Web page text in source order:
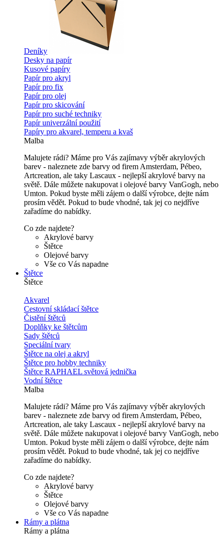
Deníky
Desky na papír
Kusové papíry
Papír pro akryl
Papír pro fix
Papír pro olej
Papír pro skicování
Papír pro suché techniky
Papír univerzální použití
Papíry pro akvarel, temperu a kvaš
Malba
Malujete rádi? Máme pro Vás zajímavy výběr akrylových
barev - naleznete zde barvy od firem Amsterdam, Pébeo,
Artcreation, ale taky Lascaux - nejlepší akrylové barvy na
světě. Dále můžete nakupovat i olejové barvy VanGogh, nebo
Umton. Pokud byste měli zájem o další výrobce, dejte nám
prosím vědět. Pokud to bude vhodné, tak jej co nejdříve
zařadíme do nabídky.
Co zde najdete?
Akrylové barvy
Štětce
Olejové barvy
Vše co Vás napadne
Štětce
Štětce
Akvarel
Cestovní skládací štětce
Čistění štětců
Doplňky ke štětcům
Sady štětců
Speciální tvary
Štětce na olej a akryl
Štětce pro hobby techniky
Štětce RAPHAEL světová jednička
Vodní štětce
Malba
Malujete rádi? Máme pro Vás zajímavy výběr akrylových
barev - naleznete zde barvy od firem Amsterdam, Pébeo,
Artcreation, ale taky Lascaux - nejlepší akrylové barvy na
světě. Dále můžete nakupovat i olejové barvy VanGogh, nebo
Umton. Pokud byste měli zájem o další výrobce, dejte nám
prosím vědět. Pokud to bude vhodné, tak jej co nejdříve
zařadíme do nabídky.
Co zde najdete?
Akrylové barvy
Štětce
Olejové barvy
Vše co Vás napadne
Rámy a plátna
Rámy a plátna